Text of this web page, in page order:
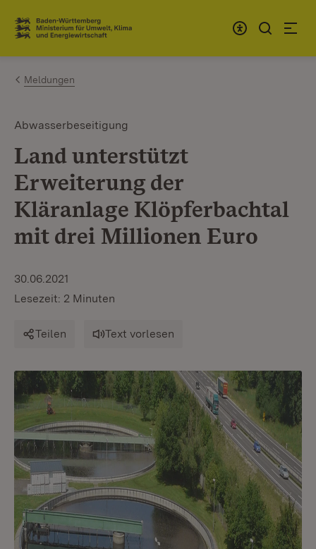
Zum Inhalt springen
Link zur Startseite
Meldungen
Abwasserbeseitigung
Land unterstützt
Erweiterung der
Kläranlage Klöpferbachtal
mit drei Millionen Euro
30.06.2021
Lesezeit: 2 Minuten
Teilen Text vorlesen